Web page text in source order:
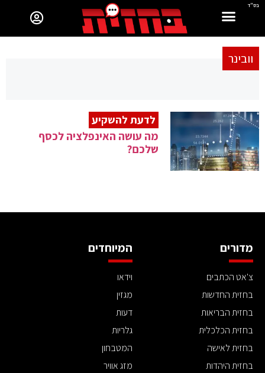
בס"ד
וובינר
לדעת להשקיע
מה עושה האינפלציה לכסף
שלכם?
מדורים
צ'אט הכתבים
בחזית החדשות
בחזית הבריאות
בחזית הכלכלית
בחזית לאישה
בחזית היהדות
המיוחדים
וידאו
מגזין
דעות
גלריות
המטבחון
מזג אוויר